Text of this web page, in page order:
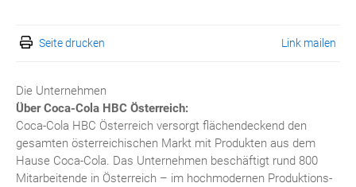
Seite drucken Link mailen
Die Unternehmen
Über Coca-Cola HBC Österreich:
Coca-Cola HBC Österreich versorgt flächendeckend den
gesamten österreichischen Markt mit Produkten aus dem
Hause Coca-Cola. Das Unternehmen beschäftigt rund 800
Mitarbeitende in Österreich – im hochmodernen Produktions-